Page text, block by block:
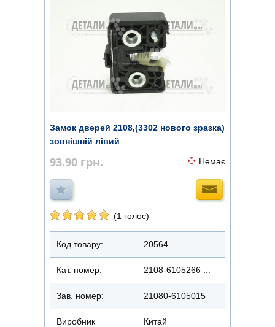
Замок дверей 2108,(3302 нового зразка)
зовнішній лівий
93.90 грн. Немає
(1 голос)
Код товару: 20564
Кат. номер: 2108-6105266 ...
Зав. номер: 21080-6105015
Виробник Китай